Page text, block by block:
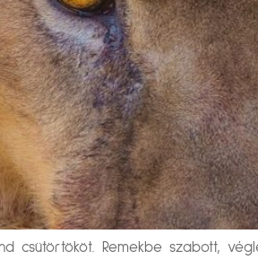
csütörtököt. Remekbe szabott,